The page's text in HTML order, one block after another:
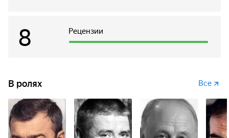
Рецензии
8
В ролях Все